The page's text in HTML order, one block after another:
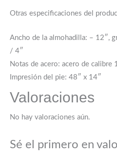
Otras especificaciones del
Ancho de la almohadilla: – 12″,
/ 4″
Notas de acero: acero de calibre
Impresión del pie: 48″ x 14″
Valoraciones
No hay valoraciones aún.
Sé el primero en